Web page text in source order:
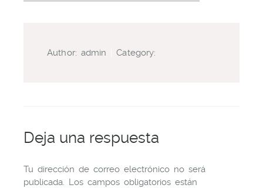
Author:admin |Category:
Deja una respuesta
Tu dirección de correo electrónico no será
publicada. Los campos obligatorios están